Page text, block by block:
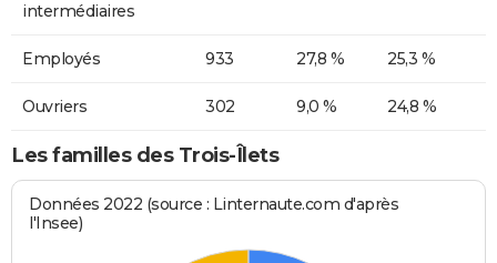
intermédiaires
Employés 933 27,8 % 25,3 %
Ouvriers 302 9,0 % 24,8 %
Les familles des Trois-Îlets
Données 2022 (source : Linternaute.com d'après
l'Insee)